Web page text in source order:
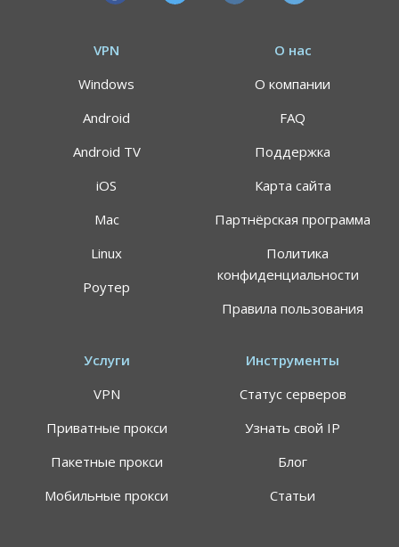
VPN
Windows
Android
Android TV
iOS
Mac
Linux
Роутер
О нас
О компании
FAQ
Поддержка
Карта сайта
Партнёрская программа
Политика
конфиденциальности
Правила пользования
Услуги
VPN
Приватные прокси
Пакетные прокси
Мобильные прокси
Инструменты
Статус серверов
Узнать свой IP
Блог
Статьи